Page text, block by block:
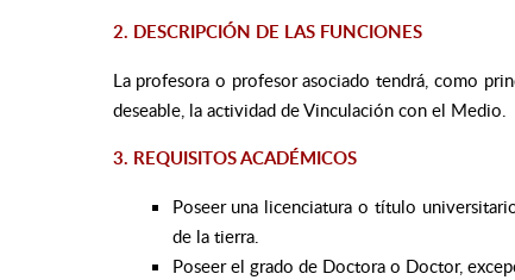
2. DESCRIPCIÓN DE LAS FUNCIONES
La profesora o profesor asociado tendrá, como
deseable, la actividad de Vinculación con el Medio.
3. REQUISITOS ACADÉMICOS
Poseer una licenciatura o título
de la tierra.
Poseer el grado de Doctora o Doctor,